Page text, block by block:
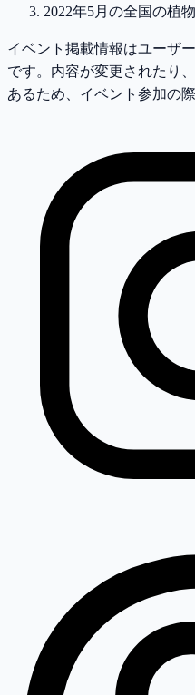
2022年5月 の全国の植
イベント掲載情報はユーザ
です。内容が変更されたり
あるため、イベント参加の